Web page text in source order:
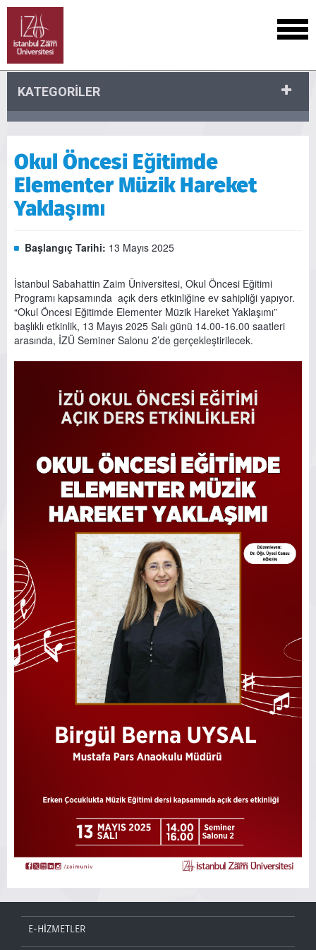
KATEGORİLER
Okul Öncesi Eğitimde
Elementer Müzik Hareket
Yaklaşımı
Başlangıç Tarihi: 13 Mayıs 2025
İstanbul Sabahattin Zaim Üniversitesi, Okul Öncesi Eğitimi
Programı kapsamında açık ders etkinliğine ev sahipliği yapıyor.
“Okul Öncesi Eğitimde Elementer Müzik Hareket Yaklaşımı”
başlıklı etkinlik, 13 Mayıs 2025 Salı günü 14.00-16.00 saatleri
arasında, İZÜ Seminer Salonu 2’de gerçekleştirilecek.
E-HİZMETLER